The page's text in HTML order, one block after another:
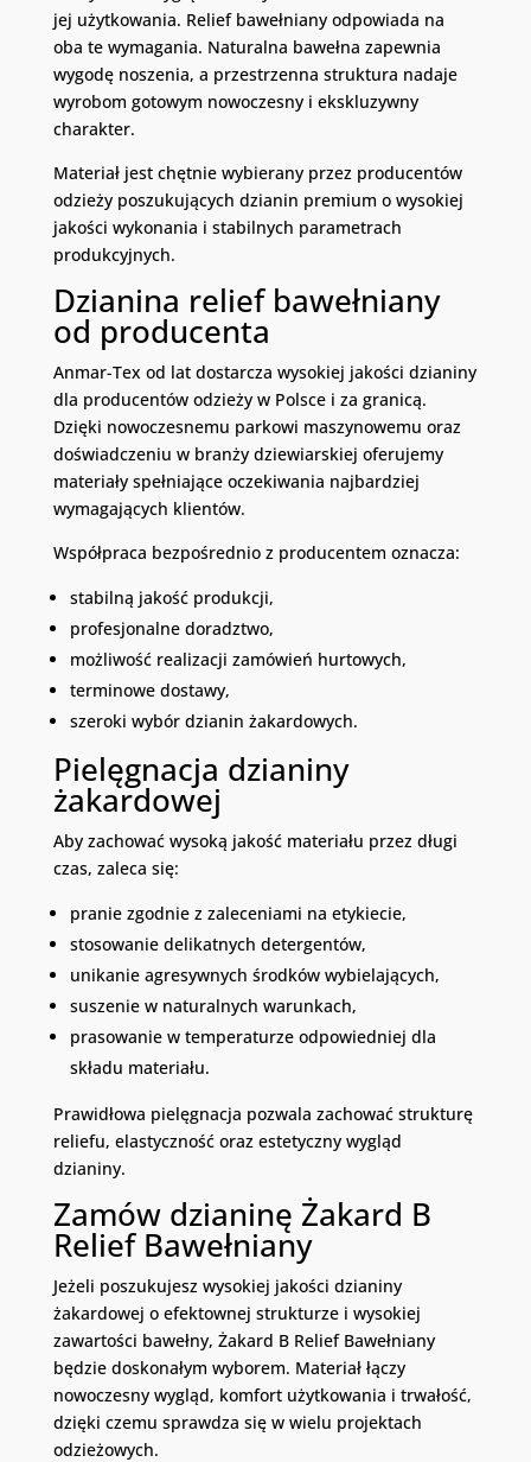
jej użytkowania. Relief bawełniany odpowiada na
oba te wymagania. Naturalna bawełna zapewnia
wygodę noszenia, a przestrzenna struktura nadaje
wyrobom gotowym nowoczesny i ekskluzywny
charakter.
Materiał jest chętnie wybierany przez producentów
odzieży poszukujących dzianin premium o wysokiej
jakości wykonania i stabilnych parametrach
produkcyjnych.
Dzianina relief bawełniany
od producenta
Anmar-Tex od lat dostarcza wysokiej jakości dzianiny
dla producentów odzieży w Polsce i za granicą.
Dzięki nowoczesnemu parkowi maszynowemu oraz
doświadczeniu w branży dziewiarskiej oferujemy
materiały spełniające oczekiwania najbardziej
wymagających klientów.
Współpraca bezpośrednio z producentem oznacza:
stabilną jakość produkcji,
profesjonalne doradztwo,
możliwość realizacji zamówień hurtowych,
terminowe dostawy,
szeroki wybór dzianin żakardowych.
Pielęgnacja dzianiny
żakardowej
Aby zachować wysoką jakość materiału przez długi
czas, zaleca się:
pranie zgodnie z zaleceniami na etykiecie,
stosowanie delikatnych detergentów,
unikanie agresywnych środków wybielających,
suszenie w naturalnych warunkach,
prasowanie w temperaturze odpowiedniej dla
składu materiału.
Prawidłowa pielęgnacja pozwala zachować strukturę
reliefu, elastyczność oraz estetyczny wygląd
dzianiny.
Zamów dzianinę Żakard B
Relief Bawełniany
Jeżeli poszukujesz wysokiej jakości dzianiny
żakardowej o efektownej strukturze i wysokiej
zawartości bawełny, Żakard B Relief Bawełniany
będzie doskonałym wyborem. Materiał łączy
nowoczesny wygląd, komfort użytkowania i trwałość,
dzięki czemu sprawdza się w wielu projektach
odzieżowych.